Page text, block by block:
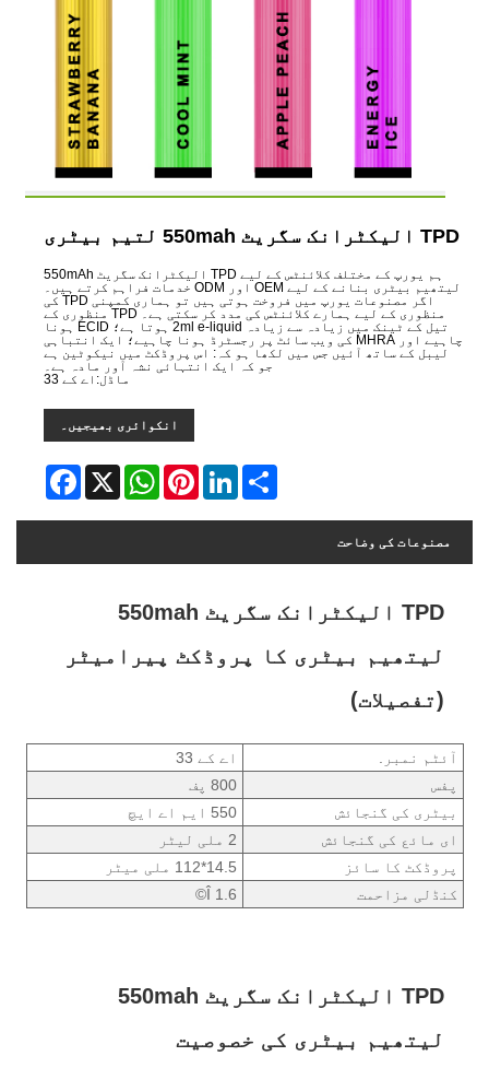
TPD الیکٹرانک سگریٹ 550mah لتیم بیٹری
ہم یورپ کے مختلف کلائنٹس کے لیے TPD الیکٹرانک سگریٹ 550mAh
لیتھیم بیٹری بنانے کے لیے OEM اور ODM خدمات فراہم کرتے ہیں۔
اگر مصنوعات یورپ میں فروخت ہوتی ہیں تو ہماری کمپنی TPD کی
منظوری کے لیے ہمارے کلائنٹس کی مدد کر سکتی ہے۔ TPD منظوری کے
تیل کے ٹینک میں زیادہ سے زیادہ 2ml e-liquid ہوتا ہے؛ ECID ہونا
چاہیے اور MHRA کی ویب سائٹ پر رجسٹرڈ ہونا چاہیے؛ ایک انتباہی
لیبل کے ساتھ آئیں جس میں لکھا ہو کہ: اس پروڈکٹ میں نیکوٹین ہے
جو کہ ایک انتہائی نشہ آور مادہ ہے۔
ماڈل:اے کے 33
انکوائری بھیجیں۔
Facebook X
WhatsAppPinterestLinkedIn Share
مصنوعات کی وضاحت
TPD الیکٹرانک سگریٹ 550mah
لیتھیم بیٹری کا پروڈکٹ پیرامیٹر
(تفصیلات)
آئٹم نمبر.
اے کے 33
پفس
800 پف
بیٹری کی گنجائش
550 ایم اے ایچ
ای مائع کی گنجائش
2 ملی لیٹر
پروڈکٹ کا سائز
14.5*112 ملی میٹر
کنڈلی مزاحمت
1.6 Î©
TPD الیکٹرانک سگریٹ 550mah
لیتھیم بیٹری کی خصوصیت